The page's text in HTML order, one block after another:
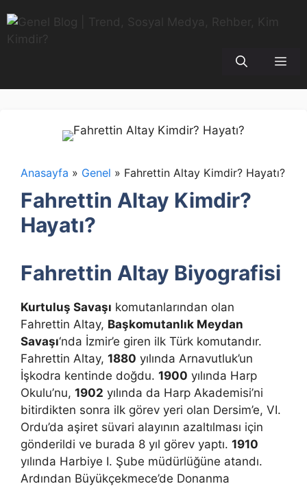
atla
Anasayfa » Genel » Fahrettin Altay Kimdir? Hayatı?
Fahrettin Altay Kimdir?
Hayatı?
Fahrettin Altay Biyografisi
Kurtuluş Savaşı komutanlarından olan
Fahrettin Altay, Başkomutanlık Meydan
Savaşı‘nda İzmir’e giren ilk Türk komutandır.
Fahrettin Altay, 1880 yılında Arnavutluk’un
İşkodra kentinde doğdu. 1900 yılında Harp
Okulu’nu, 1902 yılında da Harp Akademisi’ni
bitirdikten sonra ilk görev yeri olan Dersim’e, VI.
Ordu’da aşiret süvari alayının azaltılması için
gönderildi ve burada 8 yıl görev yaptı. 1910
yılında Harbiye I. Şube müdürlüğüne atandı.
Ardından Büyükçekmece’de Donanma